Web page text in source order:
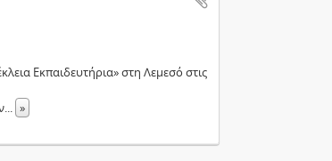
Εκπαιδευτήρια» στη Λεμεσό στις
... »